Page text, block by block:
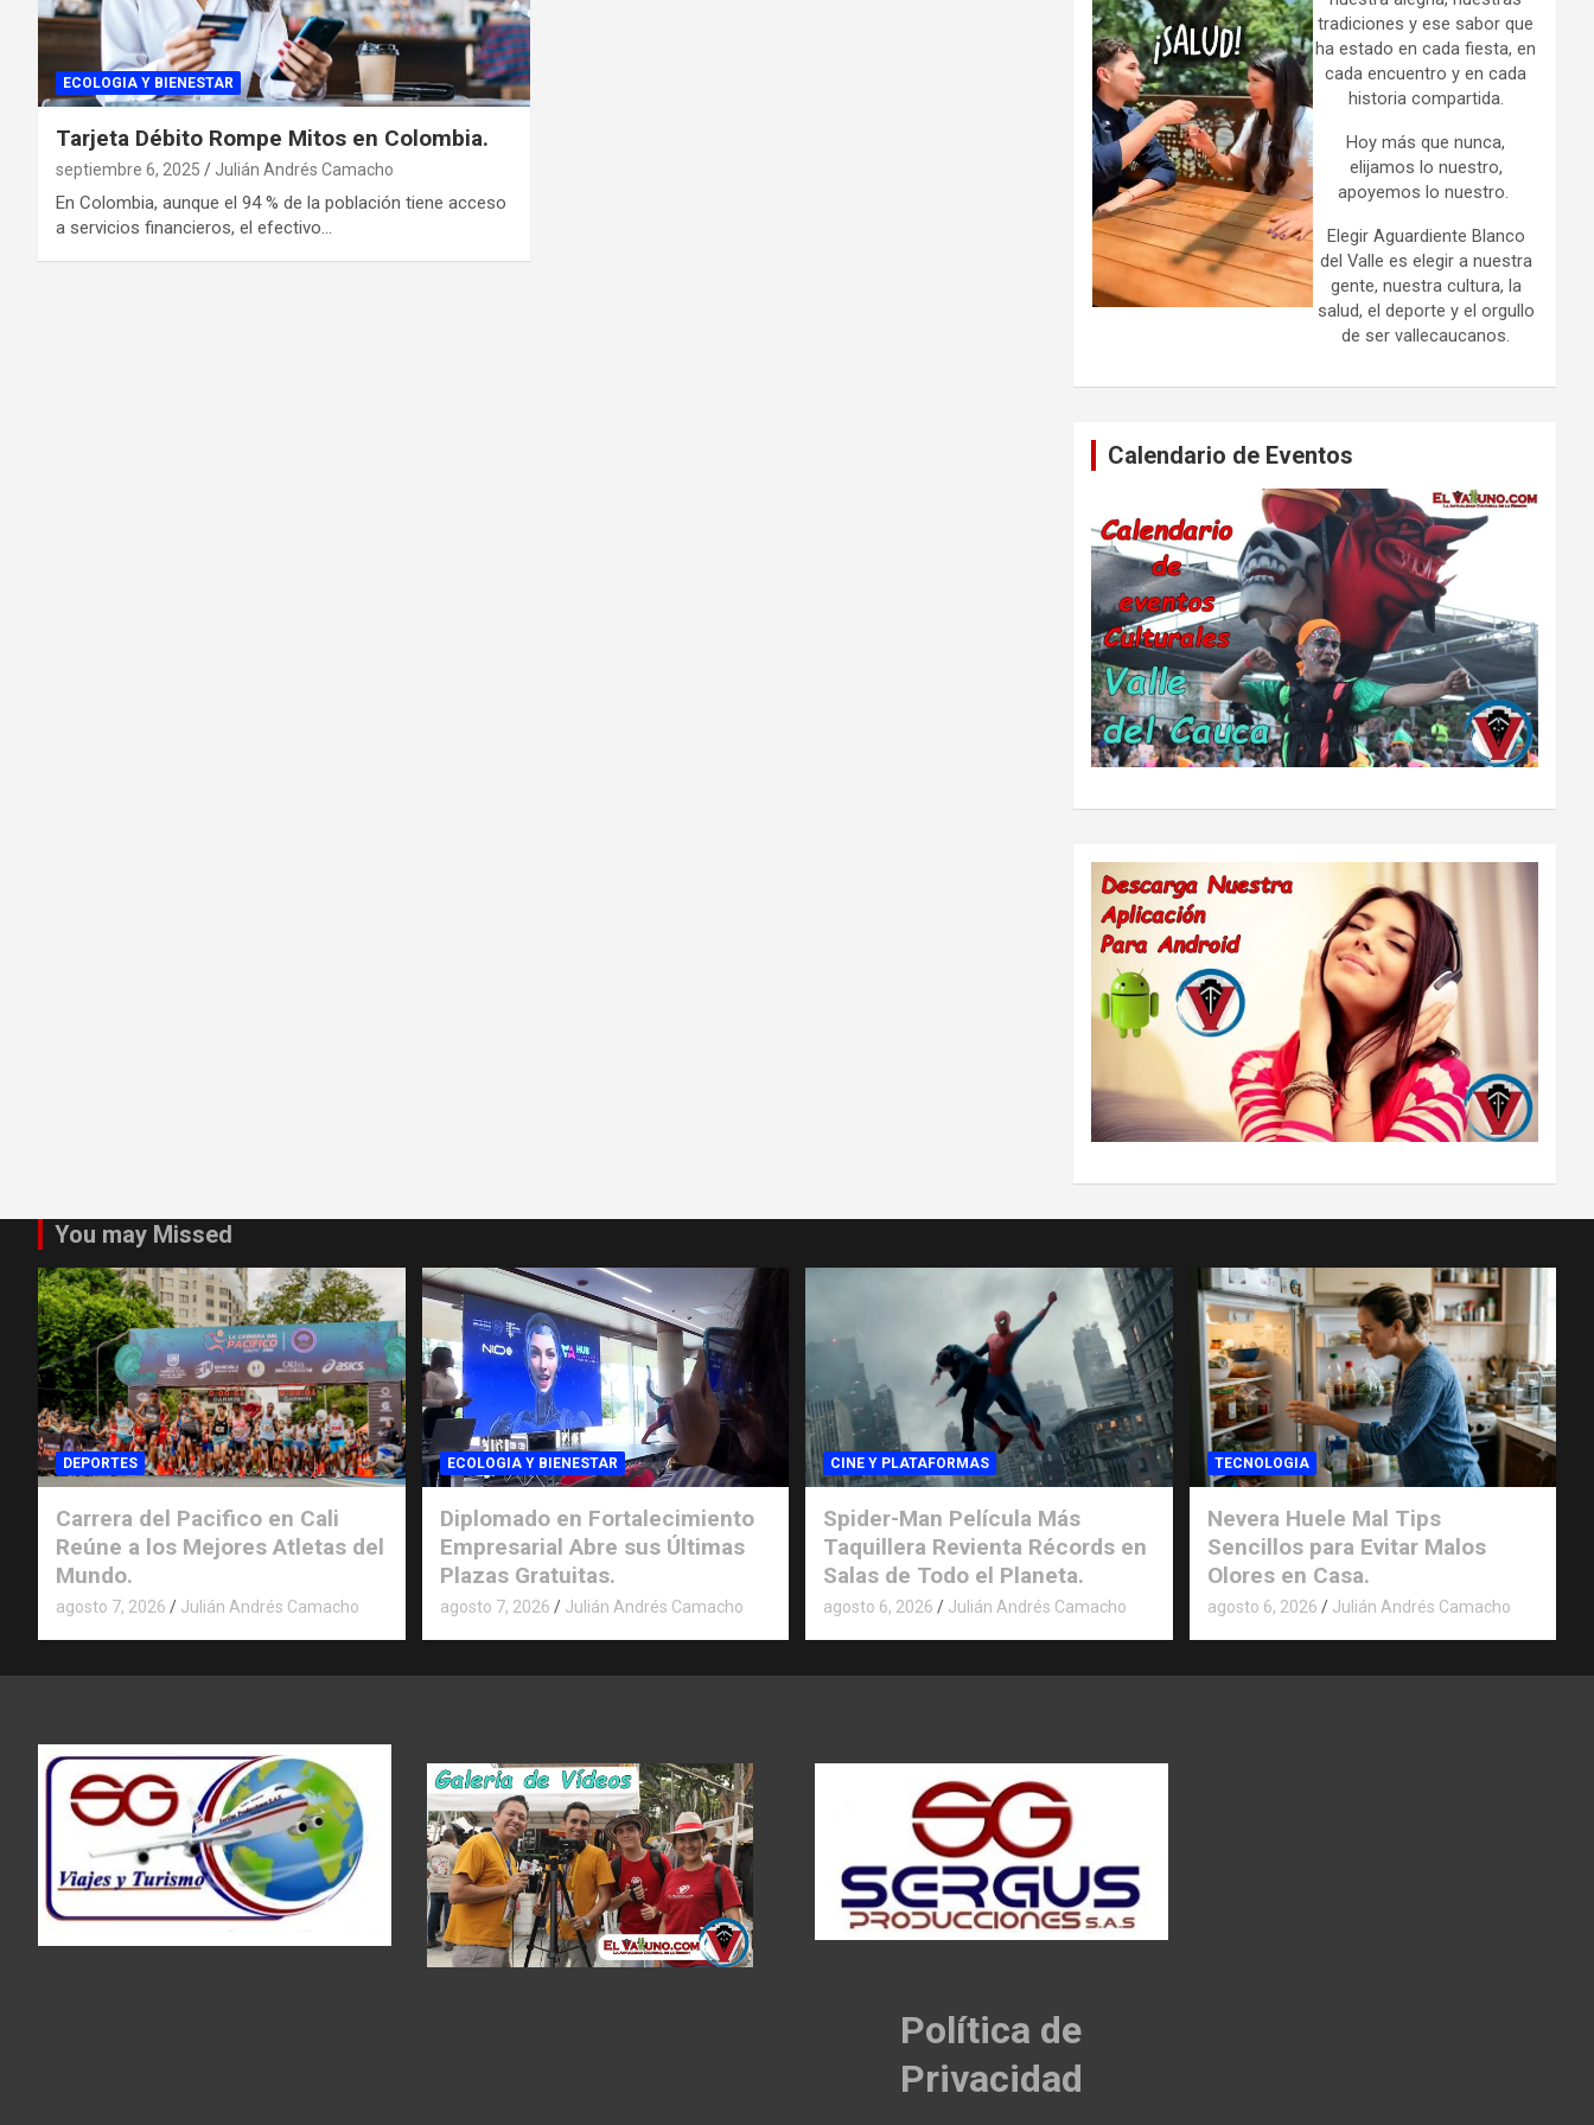
ECOLOGIA Y BIENESTAR
Tarjeta Débito Rompe Mitos en Colombia.
septiembre 6, 2025 Julián Andrés Camacho
En Colombia, aunque el 94 % de la población tiene acceso
a servicios financieros, el efectivo…
tradiciones y ese sabor que
ha estado en cada fiesta, en
cada encuentro y en cada
historia compartida.
Hoy más que nunca,
elijamos lo nuestro,
apoyemos lo nuestro.
Elegir Aguardiente Blanco
del Valle es elegir a nuestra
gente, nuestra cultura, la
salud, el deporte y el orgullo
de ser vallecaucanos.
Calendario de Eventos
You may Missed
DEPORTES
Carrera del Pacifico en Cali
Reúne a los Mejores Atletas del
Mundo.
agosto 7, 2026 Julián Andrés Camacho
ECOLOGIA Y BIENESTAR
Diplomado en Fortalecimiento
Empresarial Abre sus Últimas
Plazas Gratuitas.
agosto 7, 2026 Julián Andrés Camacho
CINE Y PLATAFORMAS
Spider-Man Película Más
Taquillera Revienta Récords en
Salas de Todo el Planeta.
agosto 6, 2026 Julián Andrés Camacho
TECNOLOGIA
Nevera Huele Mal Tips
Sencillos para Evitar Malos
Olores en Casa.
agosto 6, 2026 Julián Andrés Camacho
Política de
Privacidad